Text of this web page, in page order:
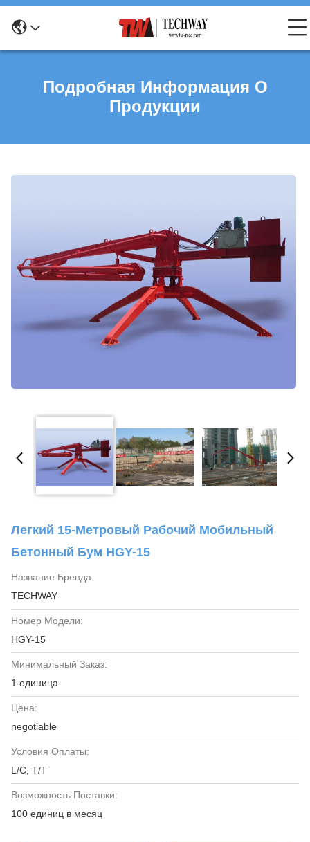
Подробная Информация О
Продукции
Легкий 15-Метровый Рабочий Мобильный
Бетонный Бум HGY-15
Название Бренда:
TECHWAY
Номер Модели:
HGY-15
Минимальный Заказ:
1 единица
Цена:
negotiable
Условия Оплаты:
L/C, T/T
Возможность Поставки:
100 единиц в месяц